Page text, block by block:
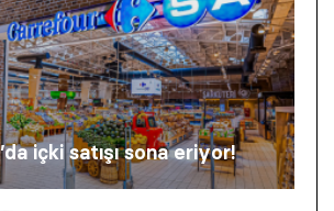
içki satışı sona eriyor!